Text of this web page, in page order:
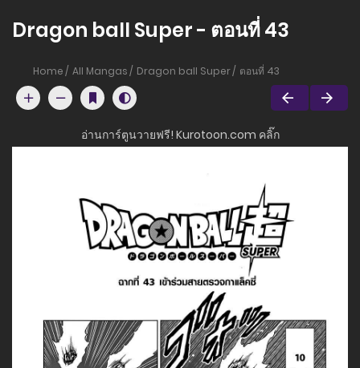
Dragon ball Super - ตอนที่ 43
Home All Mangas Dragon ball Super ตอนที่ 43
อ่านการ์ตูนวายฟรี! Kurotoon.com คลิ๊ก